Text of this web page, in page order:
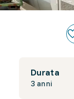
Durata
3 anni